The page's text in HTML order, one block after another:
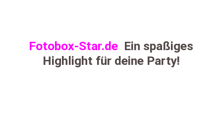
Fotobox-Star.de Ein spaßiges
Highlight für deine Party!